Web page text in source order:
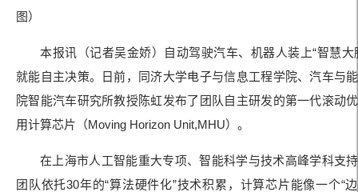
图）
本报讯（记者吴金娇）自动驾驶汽车、机器人装上“智慧大
就能自主决策。日前，同济大学电子与信息工程学院、汽车与
院智能汽车研究所教授陈虹发布了团队自主研发的第一代滚动
用计算芯片（Moving Horizon Unit,MHU）。
在上海市人工智能重大专项、智能科学与技术高峰学科支
团队依托30年的“算法硬件化”技术积累，计算芯片能像一个“